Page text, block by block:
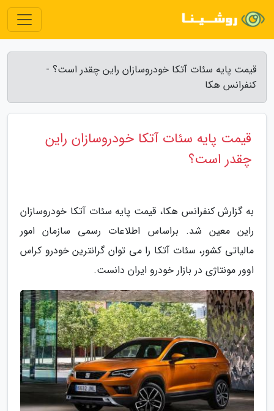
قیمت پایه سئات آتکا خودروسازان راین چقدر است؟ -
کنفرانس هکا
قیمت پایه سئات آتکا خودروسازان راین
چقدر است؟
به گزارش کنفرانس هکا، قیمت پایه سئات آتکا خودروسازان
راین معین شد. براساس اطلاعات رسمی سازمان امور
مالیاتی کشور، سئات آتکا را می توان گرانترین خودرو کراس
اوور مونتاژی در بازار خودرو ایران دانست.